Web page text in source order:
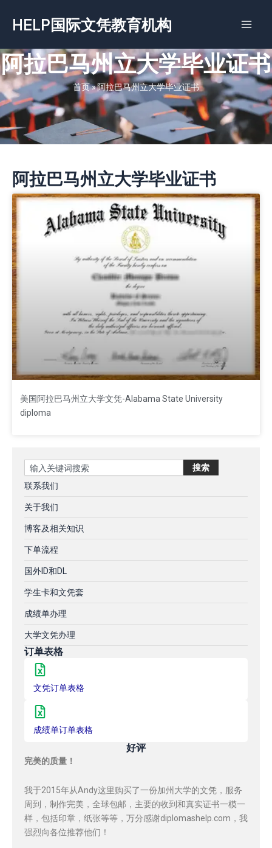
容
HELP国际文凭教育机构
阿拉巴马州立大学毕业证书
首页»阿拉巴马州立大学毕业证书
阿拉巴马州立大学毕业证书
美国阿拉巴马州立大学文凭-Alabama State University
diploma
Search 搜索
联系我们
关于我们
博客及相关知识
下单流程
国外ID和DL
学生卡和文凭套
成绩单办理
大学文凭办理
订单表格
文凭订单表格
成绩单订单表格
好评
完美的质量！
我于2015年从Andy这里购买了一份加州大学的文凭，服务
周到，制作完美，全球包邮，主要的收到和真实证书一模一
样，包括印章，纸张等等，万分感谢diplomashelp.com，我
强烈向各位推荐他们！